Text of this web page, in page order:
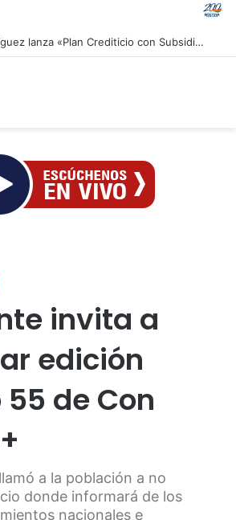
Presidenta Rodríguez lanza «Plan Crediticio con Subsidio Directo» para reparación de inmuebles
invita a
edición
de Con
a la población a no
donde informará de los
nacionales e